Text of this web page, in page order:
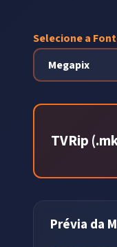
Selecione a
TVRip
Prévia da